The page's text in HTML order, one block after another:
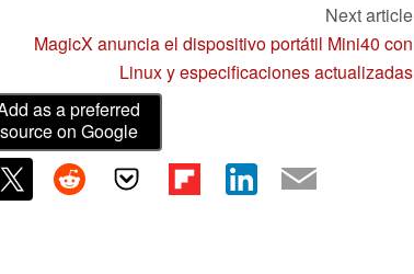
Next article
MagicX anuncia el dispositivo portátil Mini40 con
Linux y especificaciones actualizadas
as a preferred
source on Google